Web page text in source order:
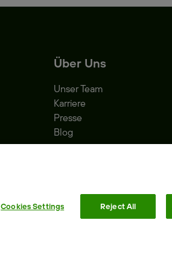
Über Uns
Unser Team
Karriere
Presse
Blog
Cookies Settings Reject All